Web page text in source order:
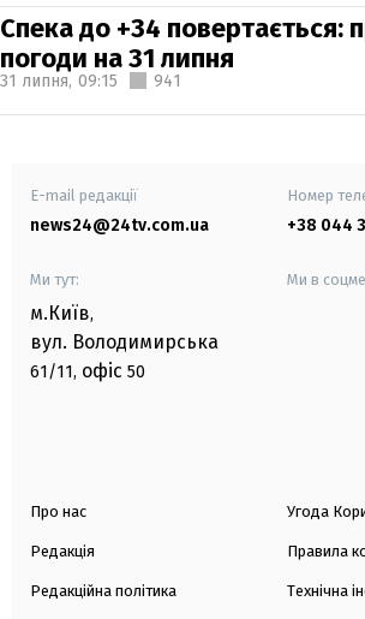
Спека до +34 повертається:
погоди на 31 липня
31 липня, 09:15 941
E-mail редакції
news24@24tv.com.ua
Номер
+38 044
Ми тут:
м.Київ,
вул. Володимирська
61/11, офіс 50
Ми в
Про нас
Редакція
Редакційна політика
Угода
Правила
Технічна